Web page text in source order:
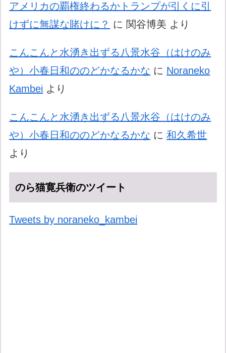
アメリカの覇権終わるかトランプが引くに引
けずに無謀な賭けに？ に 関谷博美 より
こんこんと水湧き出ずる八景水谷（はけのみ
や）小春日和ののどかなるかな に Noraneko
Kambei より
こんこんと水湧き出ずる八景水谷（はけのみ
や）小春日和ののどかなるかな に和久希世
より
のら猫寛兵衛のツイート
Tweets by noraneko_kambei